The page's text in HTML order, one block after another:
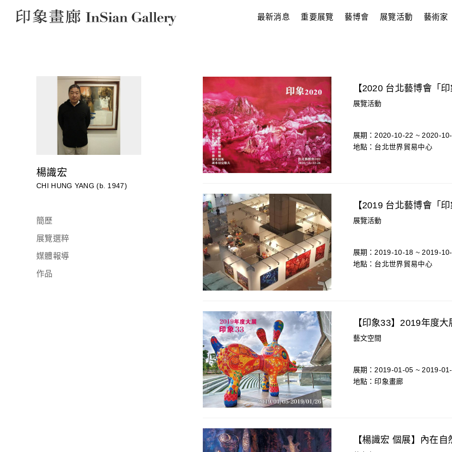
InSian Gallery 最新消息 重要展覽 藝博會 展覽活動 藝術家
楊識宏
CHI HUNG YANG (b. 1947)
簡歷
展覽選粹
媒體報導
作品
【2020 台北藝博會「印
展覽活動
展期：2020-10-22 ~ 2020-
地點：台北世界貿易中心
【2019 台北藝博會「印
展覽活動
展期：2019-10-18 ~ 2019-
地點：台北世界貿易中心
【印象33】2019年度大
藝文空間
展期：2019-01-05 ~ 2019-
地點：印象畫廊
【楊識宏 個展】內在自